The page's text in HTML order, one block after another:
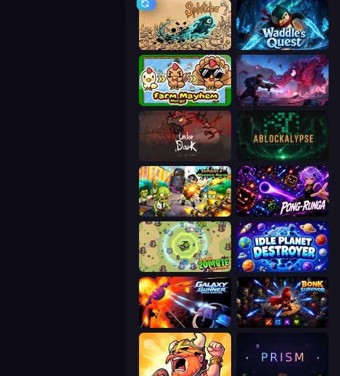
Splotcho Waddle's Quest
Farm Mayhem Merge Grimdark Survivors
UnderDark: Defense ABLOCKALYPSE
Zombies 4 Weapon Merge Pong-Runga
Jackal Zombie Survival Idle Planet Destroyer
Galaxy Gunner: Space Shooter